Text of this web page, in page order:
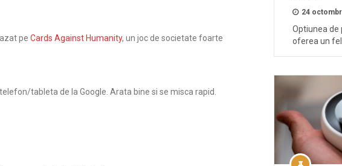
pe Cards Against Humanity, un joc de societate foarte
tableta de la Google. Arata bine si se misca rapid.
24
Optiunea de
oferea un fel